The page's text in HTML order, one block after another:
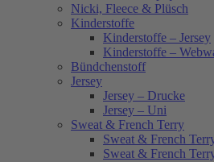
Nicki, Fleece & Plüsch
Kinderstoffe
Kinderstoffe – Jersey
Kinderstoffe –
Bündchenstoff
Jersey
Jersey – Drucke
Jersey – Uni
Sweat & French Terry
Sweat & French
Sweat & French